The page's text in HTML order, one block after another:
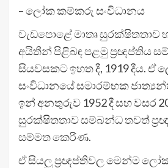
– ලෝක කම්කරු සංවිධානය
වැඩපොළේ මාතෘ සුරක්ෂිතතාව
අයිතීන් පිළිබඳ පළමු ප්‍රඥප්තිය
සියවසකට ඉහත දී, 1919 දීය.
සංවිධානයේ සමාරම්භක
ඉන් අනතුරුව 1952 දී සහ වසර
සුරක්ෂිතතාව සම්බන්ධ තවත්
සම්මත කෙරිණ.
ඒ සියලු ප්‍රඥප්තිවල මෙන්ම